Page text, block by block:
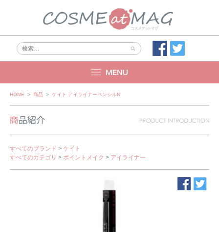
Skip
HOME > 商品 > ケイト アイライナーペンシルN
すべてのブランド > ケイト
すべてのカテゴリ > ポイントメイク > アイライナー